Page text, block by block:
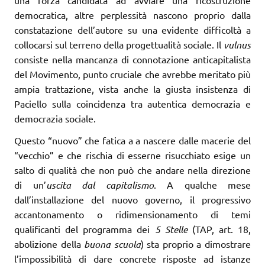
democratica, altre perplessità nascono proprio dalla
constatazione dell’autore su una evidente difficoltà a
collocarsi sul terreno della progettualità sociale. Il vulnus
consiste nella mancanza di connotazione anticapitalista
del Movimento, punto cruciale che avrebbe meritato più
ampia trattazione, vista anche la giusta insistenza di
Paciello sulla coincidenza tra autentica democrazia e
democrazia sociale.
Questo “nuovo” che fatica a a nascere dalle macerie del
“vecchio” e che rischia di esserne risucchiato esige un
salto di qualità che non può che andare nella direzione
di un’uscita dal capitalismo. A qualche mese
dall’installazione del nuovo governo, il progressivo
accantonamento o ridimensionamento di temi
qualificanti del programma dei 5 Stelle(TAP, art. 18,
abolizione della buona scuola) sta proprio a dimostrare
l’impossibilità di dare concrete risposte ad istanze